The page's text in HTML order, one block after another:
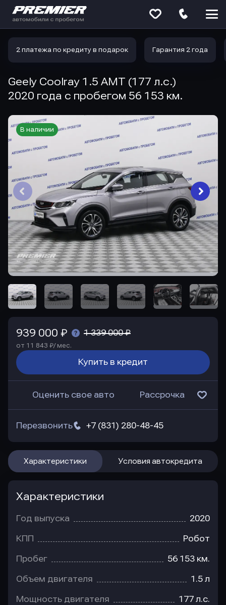
2 платежа по кредиту в подарок Гарантия 2 года
Geely Coolray 1.5 AMT (177 л.с.)
2020 года с пробегом 56 153 км.
В наличии
939 000 ₽ 1 339 000 ₽
от 11 843 ₽/ мес.
Купить в кредит
Оценить свое авто Рассрочка
+7 (831) 280-48-45
Перезвонить
Характеристики Условия автокредита
Характеристики
Год выпуска 2020
КПП Робот
Пробег 56 153 км.
Объем двигателя 1.5 л
Мощность двигателя 177 л.с.